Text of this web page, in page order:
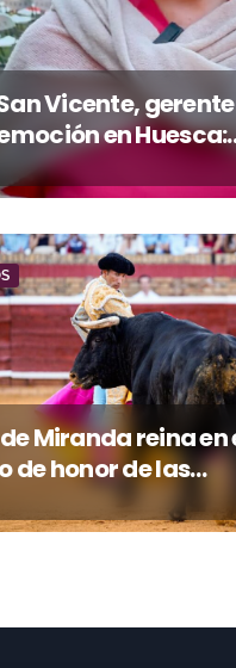
Vicente,
en Huesca:
las figuras del
venir a esta feria»
Miranda reina en
de honor de las
2026